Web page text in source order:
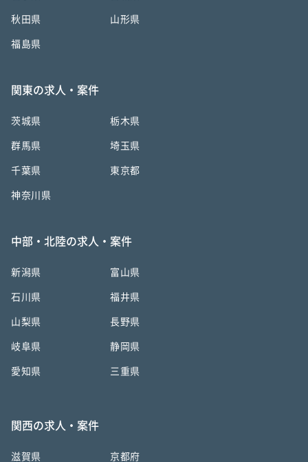
秋田県 山形県
福島県
関東の求人・案件
茨城県 栃木県
群馬県 埼玉県
千葉県 東京都
神奈川県
中部・北陸の求人・案件
新潟県 富山県
石川県 福井県
山梨県 長野県
岐阜県 静岡県
愛知県 三重県
関西の求人・案件
滋賀県 京都府